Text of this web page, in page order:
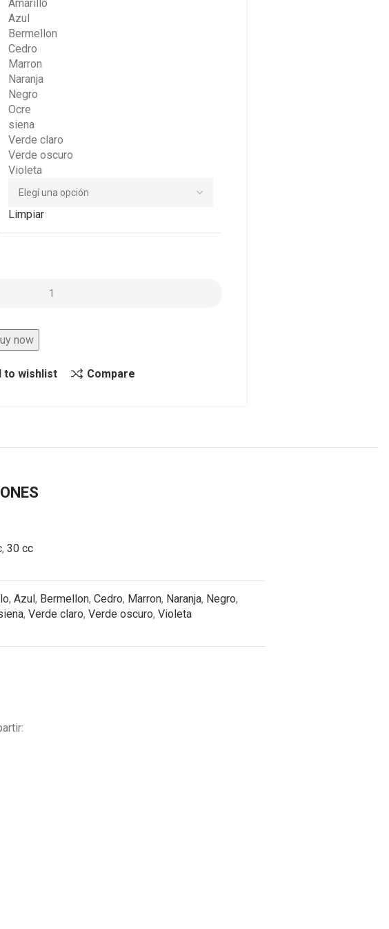
Amarillo
Azul
Bermellon
Cedro
Marron
Naranja
Negro
Ocre
siena
Verde claro
Verde oscuro
Violeta
Limpiar
now
to wishlist Compare
, 30 cc
, Azul, Bermellon, Cedro, Marron, Naranja, Negro,
, Verde claro, Verde oscuro, Violeta